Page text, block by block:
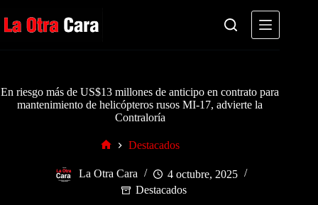
al
contenido
En riesgo más de US$13 millones de anticipo en contrato para
mantenimiento de helicópteros rusos MI-17, advierte la
Contraloría
Destacados
La Otra Cara
4 octubre, 2025
Destacados